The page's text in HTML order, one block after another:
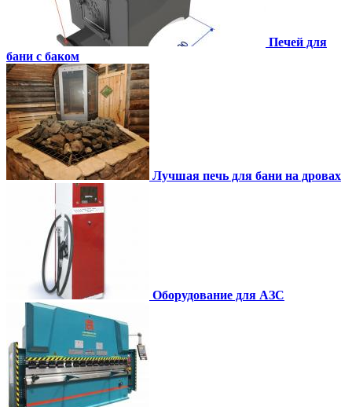
Печей для
бани с баком
Лучшая печь для бани на дровах
Оборудование для АЗС